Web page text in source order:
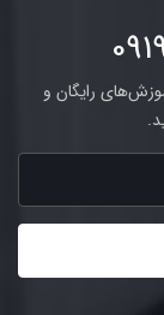
رایگان و